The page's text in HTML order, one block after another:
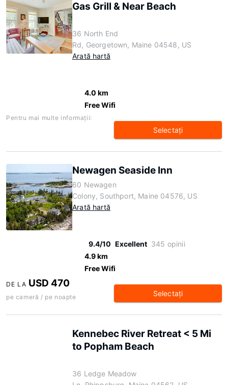
Gas Grill & Near Beach
36 North End
Rd, Georgetown, Maine 04548, US
Arată hartă
4.0 km
Free Wifi
Pentru mai multe informaţii:
Selectaţi
Newagen Seaside Inn
60 Newagen
Colony, Southport, Maine 04576, US
Arată hartă
9.4/10 Excellent 345 opinii
4.9 km
Free Wifi
DE LA USD 470
pe cameră / pe noapte Selectaţi
Kennebec River Retreat < 5 Mi
to Popham Beach
36 Ledge Meadow